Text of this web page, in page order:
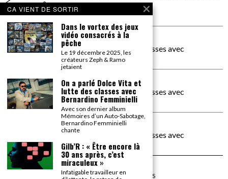
PACÔME THIELLEMENT
La séance d’Hip Gnose
La Patrie
dans
On a parlé Dolce Vita et lutte des classes avec
Bernardino Femminielli
carte noire negra à l'o tiededans
On a parlé Dolce Vita et lutte des classes avec
Bernardino Femminielli
moise et son mascarédans
On a parlé Dolce Vita et lutte des classes avec
Bernardino Femminielli
©2026TOUS DROITS RÉSERVÉS
CA VIENT DE SORTIR
Dans le vortex des jeux
vidéo consacrés à la
pêche
Le 19 décembre 2025, les
créateurs Zeph & Ramo
jetaient
On a parlé Dolce Vita et
lutte des classes avec
Bernardino Femminielli
Avec son dernier album
Mémoires d’un Auto-Sabotage,
Bernardino Femminielli
chante
Gilb’R : « Être encore là
30 ans après, c’est
miraculeux »
Infatigable travailleur en